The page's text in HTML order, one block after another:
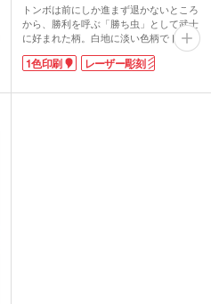
トンボは前にしか進まず退かないところ
から、勝利を呼ぶ「勝ち虫」として武士
に好まれた柄。白地に淡い色柄でトンボ
が描かれ、男女共に使いやすいデザイン
です。折りたたんでバッグに入れられる
にピッタリ！電池を使わないエコなクー
1色印刷 レーザー彫刻